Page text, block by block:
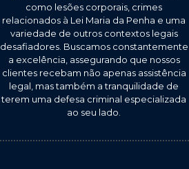
como lesões corporais, crimes
relacionados à Lei Maria da Penha e uma
variedade de outros contextos legais
desafiadores. Buscamos constantemente
a excelência, assegurando que nossos
clientes recebam não apenas assistência
legal, mas também a tranquilidade de
terem uma defesa criminal especializada
ao seu lado.